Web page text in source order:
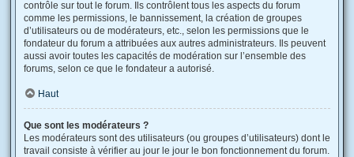
contrôle sur tout le forum. Ils contrôlent tous les aspects du forum
comme les permissions, le bannissement, la création de groupes
d’utilisateurs ou de modérateurs, etc., selon les permissions que le
fondateur du forum a attribuées aux autres administrateurs. Ils peuvent
aussi avoir toutes les capacités de modération sur l’ensemble des
forums, selon ce que le fondateur a autorisé.
Haut
Que sont les modérateurs ?
Les modérateurs sont des utilisateurs (ou groupes d’utilisateurs) dont le
travail consiste à vérifier au jour le jour le bon fonctionnement du forum.